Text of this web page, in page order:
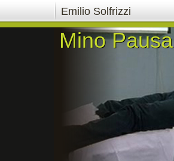
Emilio Solfrizzi
Mino Pausa
Mino Pausa